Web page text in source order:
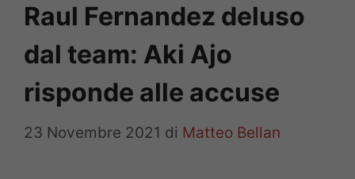
Raul Fernandez deluso
dal team: Aki Ajo
risponde alle accuse
23 Novembre 2021 di Matteo Bellan